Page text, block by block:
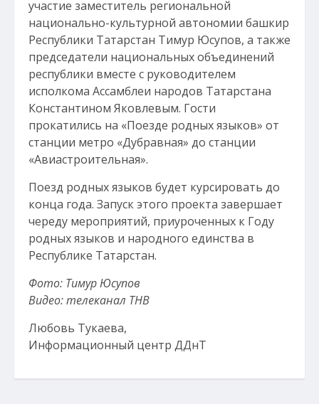
участие заместитель региональной
национально-культурной автономии башкир
Республики Татарстан Тимур Юсупов, а также
председатели национальных объединений
республики вместе с руководителем
исполкома Ассамблеи народов Татарстана
Константином Яковлевым. Гости
прокатились на «Поезде родных языков» от
станции метро «Дубравная» до станции
«Авиастроительная».
Поезд родных языков будет курсировать до
конца года. Запуск этого проекта завершает
череду мероприятий, приуроченных к Году
родных языков и народного единства в
Республике Татарстан.
Фото: Тимур Юсупов
Видео: телеканал ТНВ
Любовь Тукаева,
Информационный центр ДДнТ